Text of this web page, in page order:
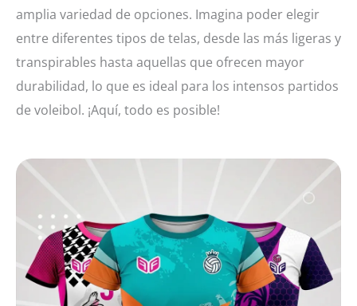
amplia variedad de opciones. Imagina poder elegir
entre diferentes tipos de telas, desde las más ligeras y
transpirables hasta aquellas que ofrecen mayor
durabilidad, lo que es ideal para los intensos partidos
de voleibol. ¡Aquí, todo es posible!